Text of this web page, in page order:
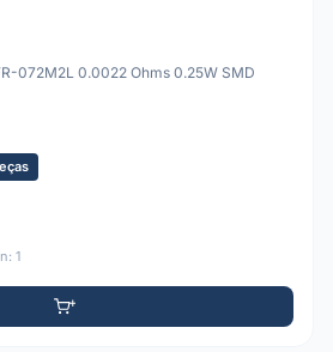
072M2L 0.0022 Ohms 0.25W SMD
1